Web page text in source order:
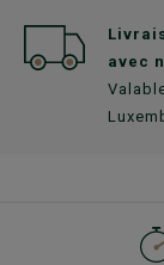
avec